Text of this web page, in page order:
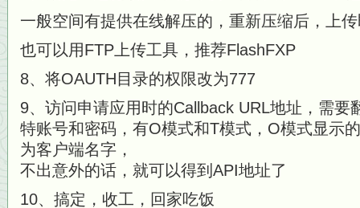
一般空间有提供在线解压的，重新压缩后，上
也可以用FTP上传工具，推荐FlashFXP
8、将OAUTH目录的权限改为777
9、访问申请应用时的Callback URL地址，需要
特账号和密码，有O模式和T模式，O模式显示
为客户端名字，
不出意外的话，就可以得到API地址了
10、搞定，收工，回家吃饭